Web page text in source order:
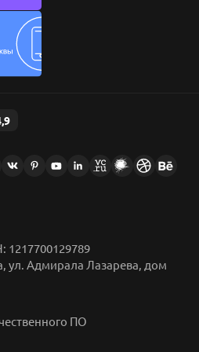
1217700129789
ул. Адмирала Лазарева, дом
ПО